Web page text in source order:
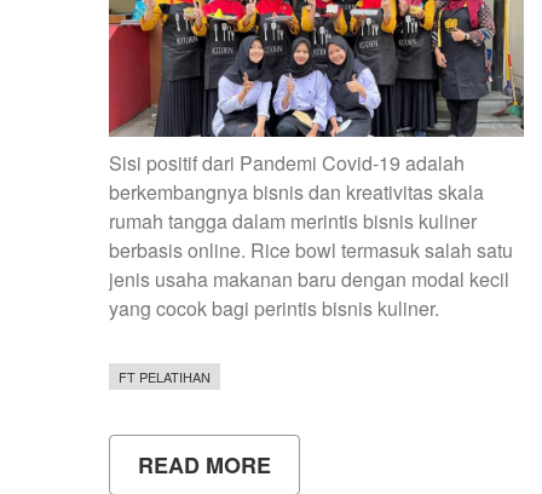
Sisi positif dari Pandemi Covid-19 adalah
berkembangnya bisnis dan kreativitas skala
rumah tangga dalam merintis bisnis kuliner
berbasis online. Rice bowl termasuk salah satu
jenis usaha makanan baru dengan modal kecil
yang cocok bagi perintis bisnis kuliner.
FT PELATIHAN
READ MORE
PELATIHAN